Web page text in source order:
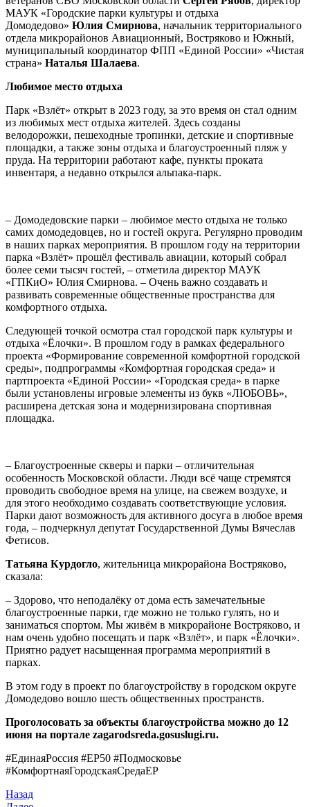
МАУК «Городские парки культуры и отдыха
Домодедово» Юлия Смирнова, начальник территориального
отдела микрорайонов Авиационный, Востряково и Южный,
муниципальный координатор ФПП «Единой России» «Чистая
страна» Наталья Шалаева.
Любимое место отдыха
Парк «Взлёт» открыт в 2023 году, за это время он стал одним
из любимых мест отдыха жителей. Здесь созданы
велодорожки, пешеходные тропинки, детские и спортивные
площадки, а также зоны отдыха и благоустроенный пляж у
пруда. На территории работают кафе, пункты проката
инвентаря, а недавно открылся альпака-парк.
– Домодедовские парки – любимое место отдыха не только
самих домодедовцев, но и гостей округа. Регулярно проводим
в наших парках мероприятия. В прошлом году на территории
парка «Взлёт» прошёл фестиваль авиации, который собрал
более семи тысяч гостей, – отметила директор МАУК
«ГПКиО» Юлия Смирнова. – Очень важно создавать и
развивать современные общественные пространства для
комфортного отдыха.
Следующей точкой осмотра стал городской парк культуры и
отдыха «Ёлочки». В прошлом году в рамках федерального
проекта «Формирование современной комфортной городской
среды», подпрограммы «Комфортная городская среда» и
партпроекта «Единой России» «Городская среда» в парке
были установлены игровые элементы из букв «ЛЮБОВЬ»,
расширена детская зона и модернизирована спортивная
площадка.
– Благоустроенные скверы и парки – отличительная
особенность Московской области. Люди всё чаще стремятся
проводить свободное время на улице, на свежем воздухе, и
для этого необходимо создавать соответствующие условия.
Парки дают возможность для активного досуга в любое время
года, – подчеркнул депутат Государственной Думы Вячеслав
Фетисов.
Татьяна Курдогло, жительница микрорайона Востряково,
сказала:
– Здорово, что неподалёку от дома есть замечательные
благоустроенные парки, где можно не только гулять, но и
заниматься спортом. Мы живём в микрорайоне Востряково, и
нам очень удобно посещать и парк «Взлёт», и парк «Ёлочки».
Приятно радует насыщенная программа мероприятий в
парках.
В этом году в проект по благоустройству в городском округе
Домодедово вошло шесть общественных пространств.
Проголосовать за объекты благоустройства можно до 12
июня на портале zagarodsreda.gosuslugi.ru.
#ЕдинаяРоссия #ЕР50 #Подмосковье
#КомфортнаяГородскаяСредаЕР
Назад